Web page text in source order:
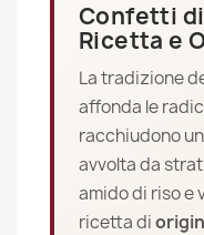
Confetti
Ricetta e
La tradizione
affonda le
racchiudono
avvolta da
amido di riso e
ricetta di